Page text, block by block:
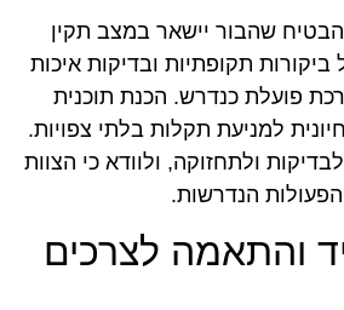
שהבור יישאר במצב תקין
ביקורות תקופתיות ובדיקות איכות
פועלת כנדרש. הכנת תוכנית
למניעת תקלות בלתי צפויות.
ולתחזוקה, ולוודא כי הצוות
הנדרשות.
והתאמה לצרכים